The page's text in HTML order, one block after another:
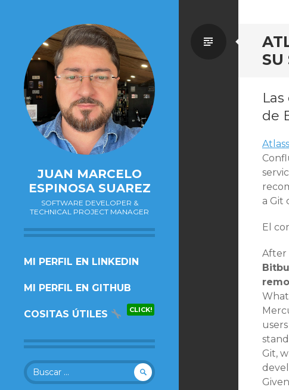
JUAN MARCELO
ESPINOSA SUAREZ
SOFTWARE DEVELOPER &
TECHNICAL PROJECT MANAGER
SALTAR
CONTENIDO.
MI PERFIL EN LINKEDIN
MI PERFIL EN GITHUB
COSITAS ÚTILES CLICK!
Buscar:
SU
Estándar
de
a Git
El
After
Git,